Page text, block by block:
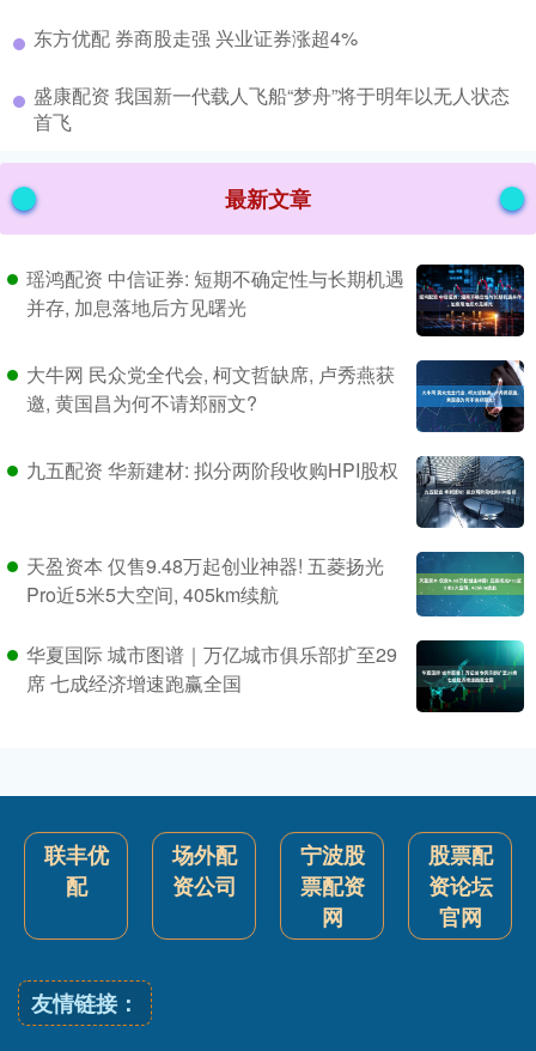
​东方优配 券商股走强 兴业证券涨超4%
​盛康配资 我国新一代载人飞船“梦舟”将于明年以无人状态
首飞
最新文章
瑶鸿配资 中信证券: 短期不确定性与长期机遇
并存, 加息落地后方见曙光
大牛网 民众党全代会, 柯文哲缺席, 卢秀燕获
邀, 黄国昌为何不请郑丽文?
九五配资 华新建材: 拟分两阶段收购HPI股权
天盈资本 仅售9.48万起创业神器! 五菱扬光
Pro近5米5大空间, 405km续航
华夏国际 城市图谱｜万亿城市俱乐部扩至29
席 七成经济增速跑赢全国
联丰优
配
场外配
资公司
宁波股
票配资
网
股票配
资论坛
官网
友情链接：